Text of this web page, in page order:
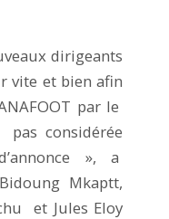
dirigeants
vite et bien afin
par le
considérée
», a
Mkaptt,
et Jules Eloy